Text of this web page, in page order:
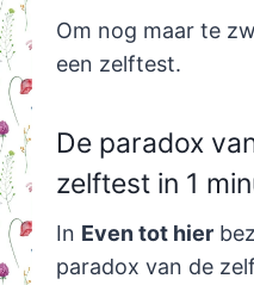
Om nog maar te
een zelftest.
De paradox
zelftest in 1
In Even tot hier
paradox van de